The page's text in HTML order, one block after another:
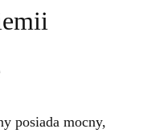
posiada mocny,